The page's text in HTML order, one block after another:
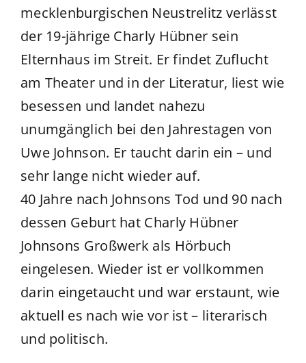
mecklenburgischen Neustrelitz verlässt
der 19-jährige Charly Hübner sein
Elternhaus im Streit. Er findet Zuflucht
am Theater und in der Literatur, liest wie
besessen und landet nahezu
unumgänglich bei den Jahrestagen von
Uwe Johnson. Er taucht darin ein – und
sehr lange nicht wieder auf.
40 Jahre nach Johnsons Tod und 90 nach
dessen Geburt hat Charly Hübner
Johnsons Großwerk als Hörbuch
eingelesen. Wieder ist er vollkommen
darin eingetaucht und war erstaunt, wie
aktuell es nach wie vor ist – literarisch
und politisch.